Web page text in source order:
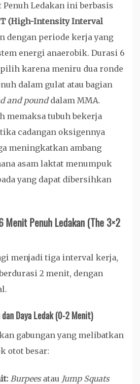
Ledakan ini berbasis
(High-Intensity Interval
dengan periode kerja yang
energi anaerobik. Durasi 6
karena meniru dua ronde
dalam gulat atau bagian
and pounddalam MMA.
memaksa tubuh bekerja
cadangan oksigennya
meningkatkan ambang
asam laktat menumpuk
yang dapat dibersihkan
Menit Penuh Ledakan (The 3×2
menjadi tiga interval kerja,
2 menit, dengan
Daya Ledak (0-2 Menit)
gabungan yang melibatkan
otot besar:
Burpeesatau Jump Squats